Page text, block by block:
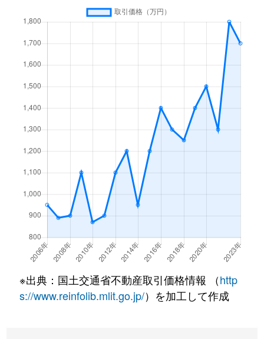
2,100万円 月寒中央
月寒東１条
徒歩
月寒東１条
2,100万円 福住
月寒東１条
福住
月寒東１条
3,400万円 福住
月寒東１条
3,500万円
月寒東１条
800万円
月寒東１条
1,900万円 福住
徒歩
月寒東１条
1,100万円 福住
月寒東２条
640万円 月寒中央
※出典：国土交通省不動産取引価格情報 （http
s://www.reinfolib.mlit.go.jp/）を加工して作成